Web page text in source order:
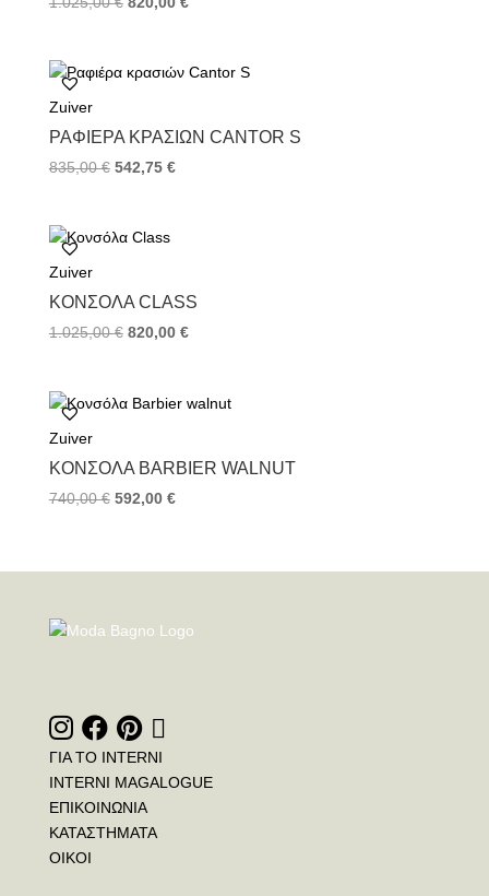
Zuiver
ΡΑΦΙΈΡΑ ΚΡΑΣΙΏΝ CANTOR S
835,00€ 542,75 €
Zuiver
ΚΟΝΣΌΛΑ CLASS
1.025,00€ 820,00 €
Zuiver
ΚΟΝΣΌΛΑ BARBIER WALNUT
740,00€ 592,00 €
ΓΙΑ ΤΟ INTERNI
INTERNI MAGALOGUE
ΕΠΙΚΟΙΝΩΝΙΑ
ΚΑΤΑΣΤΗΜΑΤΑ
ΟΙΚΟΙ